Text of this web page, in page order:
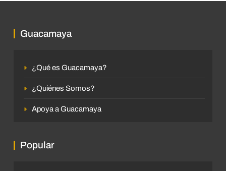
Guacamaya
¿Qué es Guacamaya?
¿Quiénes Somos?
Apoya a Guacamaya
Popular